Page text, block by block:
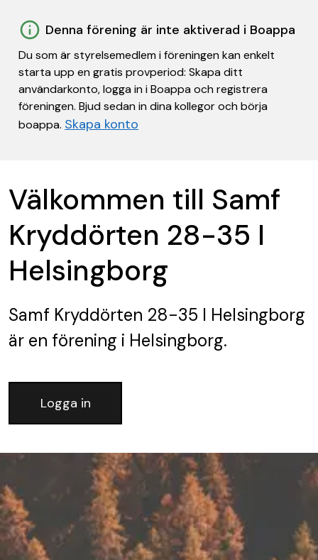
Denna förening är inte aktiverad i Boappa
Du som är styrelsemedlem i föreningen kan enkelt
starta upp en gratis provperiod: Skapa ditt
användarkonto, logga in i Boappa och registrera
föreningen. Bjud sedan in dina kollegor och börja
boappa. Skapa konto
Välkommen till Samf
Kryddörten 28-35 I
Helsingborg
Samf Kryddörten 28-35 I Helsingborg
är en förening i Helsingborg.
Logga in